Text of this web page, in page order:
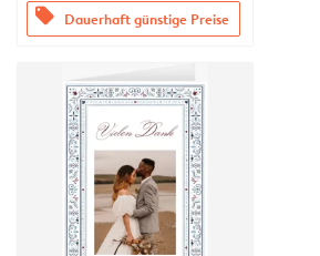
offers Dauerhaft günstige Preise